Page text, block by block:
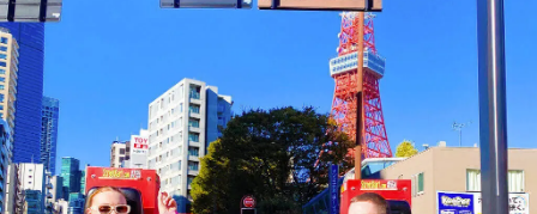
Unternehmen Buchung
Shop wechseln
Tokio Shinagawa Tokio Akihabara#1